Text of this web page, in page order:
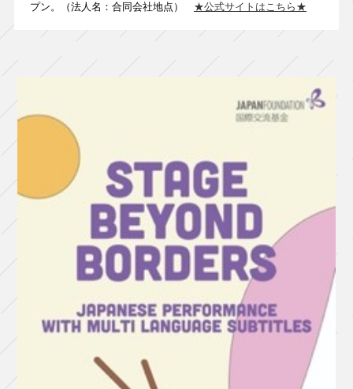
プン。（法人名：合同会社地点） ★公式サイトはこちら★